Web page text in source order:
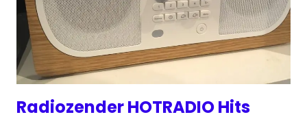
Radiozender HOTRADIO Hits